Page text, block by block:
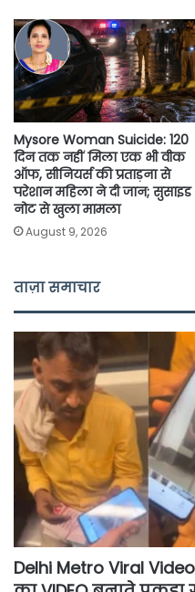
Mysore Woman Suicide: 120
दिन तक नहीं मिला एक भी वीक
ऑफ, सीनियर्स की प्रताड़ना से
परेशान महिला ने दी जान; सुसाइड
नोट से खुला मामला
August 9, 2026
ताज़ा समाचार
Delhi Metro Viral